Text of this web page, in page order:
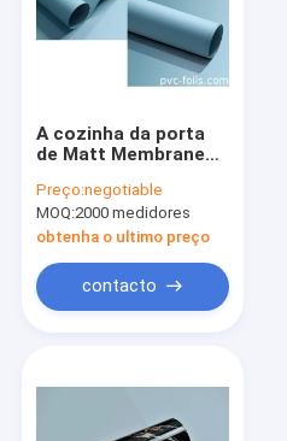
A cozinha da porta
de Matt Membrane
mancha resistente
Preço:negotiable
MOQ:2000 medidores
obtenha o ultimo preço
contacto